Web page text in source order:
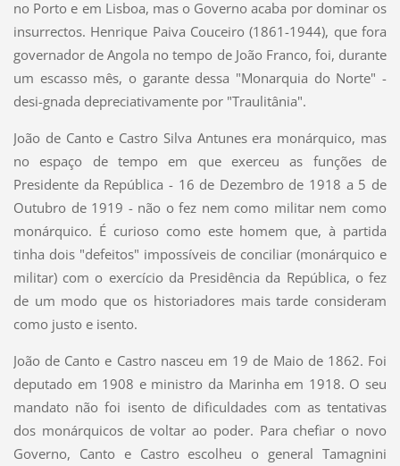
no Porto e em Lisboa, mas o Governo acaba por dominar os
insurrectos. Henrique Paiva Couceiro (1861-1944), que fora
governador de Angola no tempo de João Franco, foi, durante
um escasso mês, o garante dessa "Monarquia do Norte" -
desi-gnada depreciativamente por "Traulitânia".
João de Canto e Castro Silva Antunes era monárquico, mas
no espaço de tempo em que exerceu as funções de
Presidente da República - 16 de Dezembro de 1918 a 5 de
Outubro de 1919 - não o fez nem como militar nem como
monárquico. É curioso como este homem que, à partida
tinha dois "defeitos" impossíveis de conciliar (monárquico e
militar) com o exercício da Presidência da República, o fez
de um modo que os historiadores mais tarde consideram
como justo e isento.
João de Canto e Castro nasceu em 19 de Maio de 1862. Foi
deputado em 1908 e ministro da Marinha em 1918. O seu
mandato não foi isento de dificuldades com as tentativas
dos monárquicos de voltar ao poder. Para chefiar o novo
Governo, Canto e Castro escolheu o general Tamagnini